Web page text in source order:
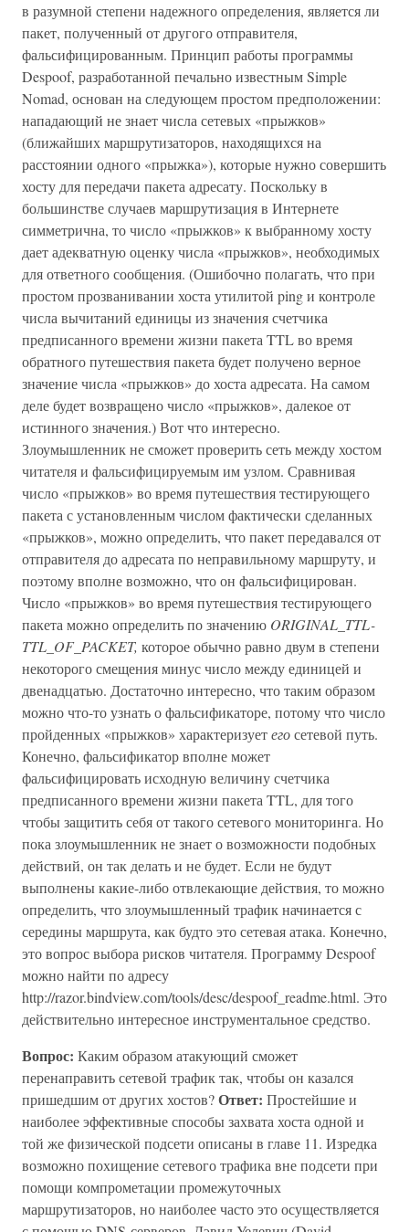
в разумной степени надежного определения, является ли
пакет, полученный от другого отправителя,
фальсифицированным. Принцип работы программы
Despoof, разработанной печально известным Simple
Nomad, основан на следующем простом предположении:
нападающий не знает числа сетевых «прыжков»
(ближайших маршрутизаторов, находящихся на
расстоянии одного «прыжка»), которые нужно совершить
хосту для передачи пакета адресату. Поскольку в
большинстве случаев маршрутизация в Интернете
симметрична, то число «прыжков» к выбранному хосту
дает адекватную оценку числа «прыжков», необходимых
для ответного сообщения. (Ошибочно полагать, что при
простом прозванивании хоста утилитой ping и контроле
числа вычитаний единицы из значения счетчика
предписанного времени жизни пакета TTL во время
обратного путешествия пакета будет получено верное
значение числа «прыжков» до хоста адресата. На самом
деле будет возвращено число «прыжков», далекое от
истинного значения.) Вот что интересно.
Злоумышленник не сможет проверить сеть между хостом
читателя и фальсифицируемым им узлом. Сравнивая
число «прыжков» во время путешествия тестирующего
пакета с установленным числом фактически сделанных
«прыжков», можно определить, что пакет передавался от
отправителя до адресата по неправильному маршруту, и
поэтому вполне возможно, что он фальсифицирован.
Число «прыжков» во время путешествия тестирующего
пакета можно определить по значению ORIGINAL_TTL-
TTL_OF_PACKET, которое обычно равно двум в степени
некоторого смещения минус число между единицей и
двенадцатью. Достаточно интересно, что таким образом
можно что-то узнать о фальсификаторе, потому что число
пройденных «прыжков» характеризуетегосетевой путь.
Конечно, фальсификатор вполне может
фальсифицировать исходную величину счетчика
предписанного времени жизни пакета TTL, для того
чтобы защитить себя от такого сетевого мониторинга. Но
пока злоумышленник не знает о возможности подобных
действий, он так делать и не будет. Если не будут
выполнены какие-либо отвлекающие действия, то можно
определить, что злоумышленный трафик начинается с
середины маршрута, как будто это сетевая атака. Конечно,
это вопрос выбора рисков читателя. Программу Despoof
можно найти по адресу
http://razor.bindview.com/tools/desc/despoof_readme.html. Это
действительно интересное инструментальное средство.
Вопрос: Каким образом атакующий сможет
перенаправить сетевой трафик так, чтобы он казался
пришедшим от других хостов?Ответ: Простейшие и
наиболее эффективные способы захвата хоста одной и
той же физической подсети описаны в главе 11. Изредка
возможно похищение сетевого трафика вне подсети при
помощи компрометации промежуточных
маршрутизаторов, но наиболее часто это осуществляется